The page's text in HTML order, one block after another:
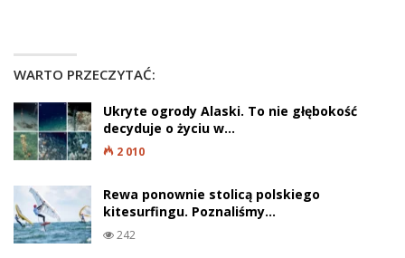
WARTO PRZECZYTAĆ:
Ukryte ogrody Alaski. To nie głębokość
decyduje o życiu w…
2 010
Rewa ponownie stolicą polskiego
kitesurfingu. Poznaliśmy…
242